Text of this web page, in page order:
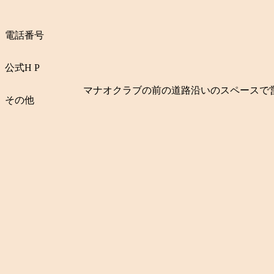
電話番号
公式H P
その他
マナオクラブの前の道路沿いのスペースで